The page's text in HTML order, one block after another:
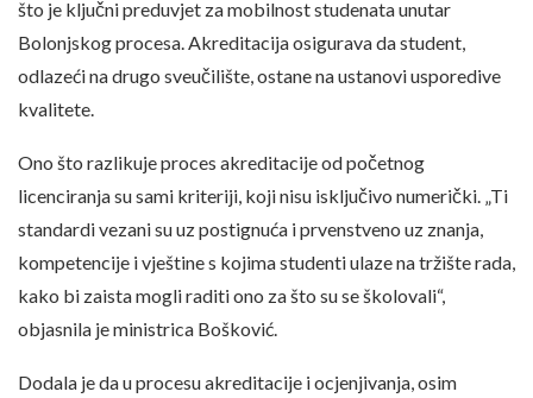
što je ključni preduvjet za mobilnost studenata unutar
Bolonjskog procesa. Akreditacija osigurava da student,
odlazeći na drugo sveučilište, ostane na ustanovi usporedive
kvalitete.
Ono što razlikuje proces akreditacije od početnog
licenciranja su sami kriteriji, koji nisu isključivo numerički. „Ti
standardi vezani su uz postignuća i prvenstveno uz znanja,
kompetencije i vještine s kojima studenti ulaze na tržište rada,
kako bi zaista mogli raditi ono za što su se školovali“,
objasnila je ministrica Bošković.
Dodala je da u procesu akreditacije i ocjenjivanja, osim